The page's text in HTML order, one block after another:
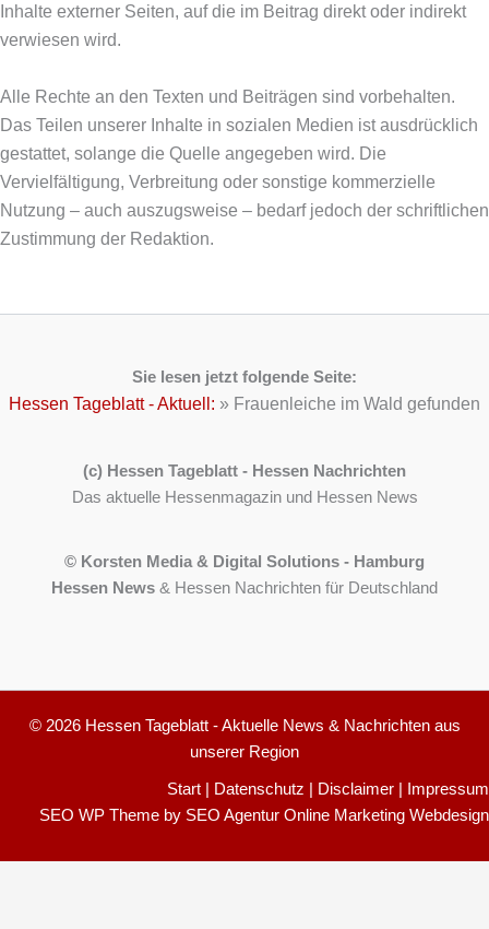
Inhalte externer Seiten, auf die im Beitrag direkt oder indirekt
verwiesen wird.
Alle Rechte an den Texten und Beiträgen sind vorbehalten.
Das Teilen unserer Inhalte in sozialen Medien ist ausdrücklich
gestattet, solange die Quelle angegeben wird. Die
Vervielfältigung, Verbreitung oder sonstige kommerzielle
Nutzung – auch auszugsweise – bedarf jedoch der schriftlichen
Zustimmung der Redaktion.
Sie lesen jetzt folgende Seite:
Hessen Tageblatt - Aktuell: » Frauenleiche im Wald gefunden
(c) Hessen Tageblatt - Hessen Nachrichten
Das aktuelle Hessenmagazin und Hessen News
© Korsten Media & Digital Solutions - Hamburg
Hessen News & Hessen Nachrichten für Deutschland
© 2026 Hessen Tageblatt - Aktuelle News & Nachrichten aus
unserer Region
Start Datenschutz Disclaimer
Impressum
SEO WP Theme by SEO Agentur Online Marketing Webdesign